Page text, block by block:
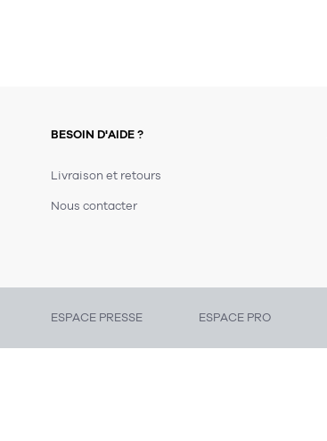
BESOIN D'AIDE ?
Livraison et retours
Nous contacter
ESPACE PRESSE ESPACE PRO